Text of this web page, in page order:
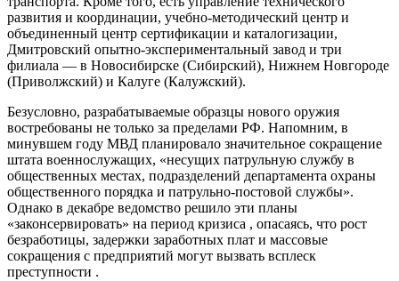
развития и координации, учебно-методический центр и
объединенный центр сертификации и каталогизации,
Дмитровский опытно-экспериментальный завод и три
филиала — в Новосибирске (Сибирский), Нижнем Новгороде
(Приволжский) и Калуге (Калужский).
Безусловно, разрабатываемые образцы нового оружия
востребованы не только за пределами РФ. Напомним, в
минувшем году МВД планировало значительное сокращение
штата военнослужащих, «несущих патрульную службу в
общественных местах, подразделений департамента охраны
общественного порядка и патрульно-постовой службы».
Однако в декабре ведомство решило эти планы
«законсервировать» на период кризиса , опасаясь, что рост
безработицы, задержки заработных плат и массовые
сокращения с предприятий могут вызвать всплеск
преступности .